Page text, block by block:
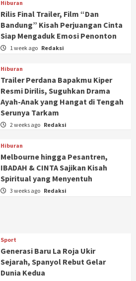
Hiburan
Rilis Final Trailer, Film “Dan
Bandung” Kisah Perjuangan Cinta
Siap Mengaduk Emosi Penonton
1 week ago Redaksi
Hiburan
Trailer Perdana Bapakmu Kiper
Resmi Dirilis, Suguhkan Drama
Ayah-Anak yang Hangat di Tengah
Serunya Tarkam
2 weeks ago Redaksi
Hiburan
Melbourne hingga Pesantren,
IBADAH & CINTA Sajikan Kisah
Spiritual yang Menyentuh
3 weeks ago Redaksi
Sport
Generasi Baru La Roja Ukir
Sejarah, Spanyol Rebut Gelar
Dunia Kedua